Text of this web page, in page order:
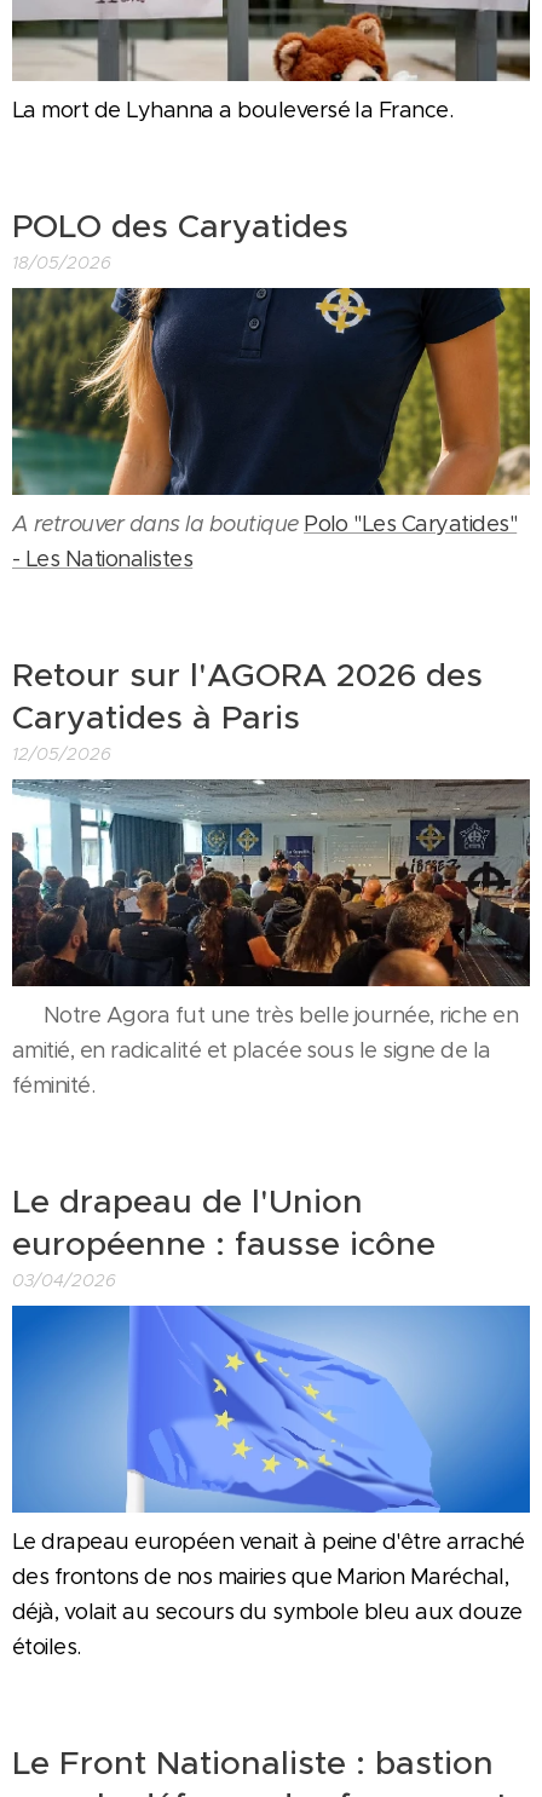
La mort de Lyhanna a bouleversé la France.
POLO des Caryatides
18/05/2026
A retrouver dans la boutique Polo "Les Caryatides"
- Les Nationalistes
Retour sur l'AGORA 2026 des
Caryatides à Paris
12/05/2026
🙋🏼‍♀️ Notre Agora fut une très belle journée, riche en
amitié, en radicalité et placée sous le signe de la
féminité.
Le drapeau de l'Union
européenne : fausse icône
03/04/2026
Le drapeau européen venait à peine d'être arraché
des frontons de nos mairies que Marion Maréchal,
déjà, volait au secours du symbole bleu aux douze
étoiles.
Le Front Nationaliste : bastion